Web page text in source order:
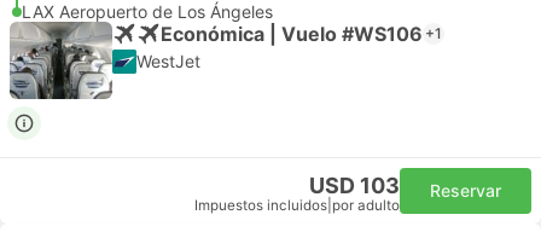
LAX Aeropuerto de Los Ángeles
Económica | Vuelo #WS106 +1
WestJet
USD 103
Impuestos incluidos por adulto
Reservar